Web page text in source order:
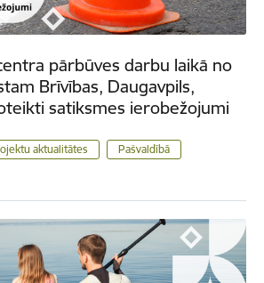
pārbūves darbu laikā no
Brīvības, Daugavpils,
satiksmes ierobežojumi
aktualitātes
Pašvaldībā